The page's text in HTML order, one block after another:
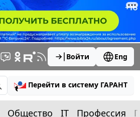
Войти Eng
Перейти в систему ГАРАНТ
Общество IT Профессия